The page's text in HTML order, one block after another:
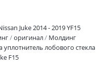
Juke 2014 - 2019 YF15
оригинал
Молдинг
уплотнитель лобового стекла
F15